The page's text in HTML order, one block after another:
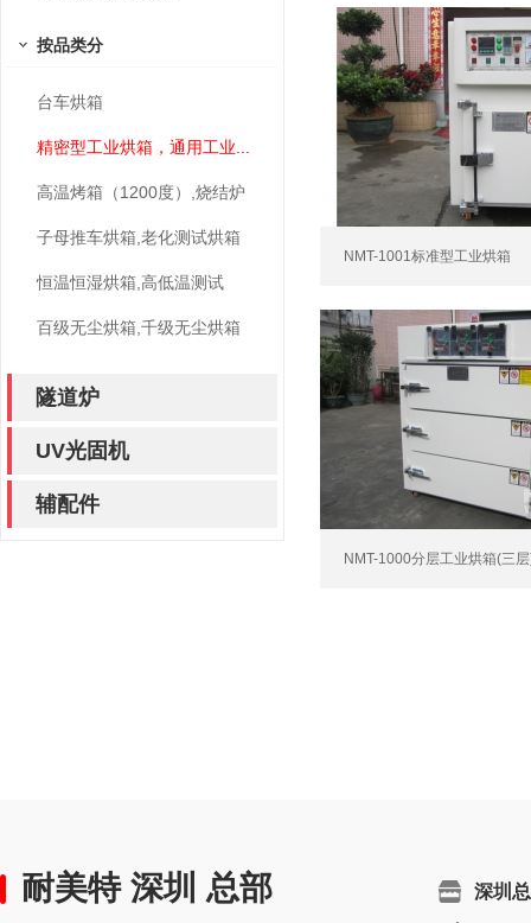
按品类分
台车烘箱
精密型工业烘箱，通用工业...
高温烤箱（1200度）,烧结炉
子母推车烘箱,老化测试烘箱
恒温恒湿烘箱,高低温测试
百级无尘烘箱,千级无尘烘箱
隧道炉
UV光固机
辅配件
NMT-1001标准型工业烘箱
NMT-1000分层工业烘箱(三
耐美特 深圳 总部 深圳